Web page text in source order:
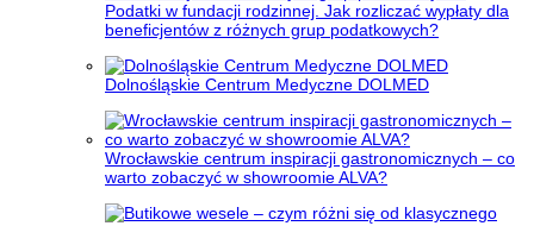
Podatki w fundacji rodzinnej. Jak rozliczać wypłaty dla
beneficjentów z różnych grup podatkowych?
Dolnośląskie Centrum Medyczne DOLMED
Wrocławskie centrum inspiracji gastronomicznych – co
warto zobaczyć w showroomie ALVA?